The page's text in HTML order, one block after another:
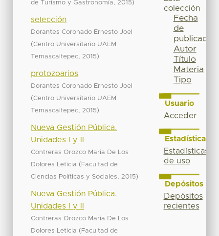
de Turismo y Gastronomía, 2015)
selección
Dorantes Coronado Ernesto Joel
(Centro Universitario UAEM
Temascaltepec, 2015)
protozoarios
Dorantes Coronado Ernesto Joel
(Centro Universitario UAEM
Temascaltepec, 2015)
Nueva Gestión Pública.
Unidades I y II
Contreras Orozco Maria De Los
Dolores Leticia ( Facultad de
Ciencias Políticas y Sociales, 2015)
Nueva Gestión Pública.
Unidades I y II
Contreras Orozco Maria De Los
Dolores Leticia ( Facultad de
colección
Fecha
de
publicación
Autor
Título
Materia
Tipo
Usuario
Acceder
Estadísticas
Estadísticas
de uso
Depósitos
Depósitos
recientes